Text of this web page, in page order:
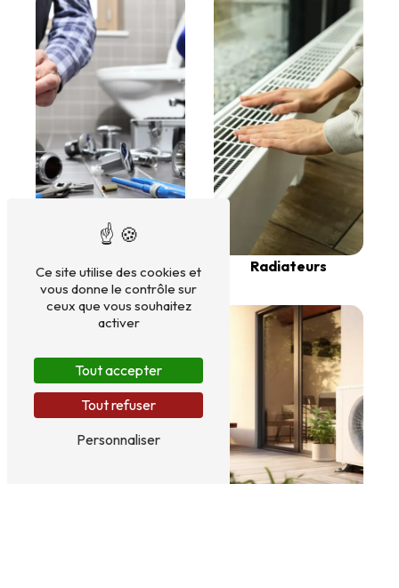
Désembouage Radiateurs
Ce site utilise des cookies et
vous donne le contrôle sur
ceux que vous souhaitez
activer
Tout accepter
Tout refuser
Personnaliser